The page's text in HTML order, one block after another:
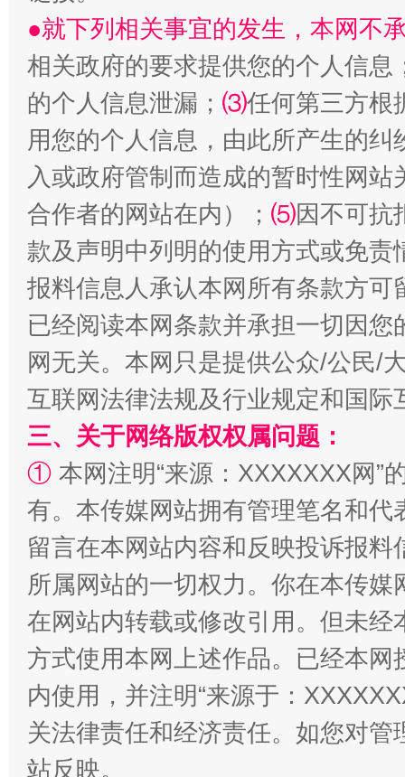
受贿1.44亿！段成刚被判无期 从幼
全民健身五年计划来了！等你上场
●就下列相关事宜的发生，本网不
相关政府的要求提供您的个人信息
的个人信息泄漏； ⑶任何第三方根
用您的个人信息，由此所产生的纠
入或政府管制而造成的暂时性网
合作者的网站在内）； ⑸因不可抗
款及声明中列明的使用方式或免责
报料信息人承认本网所有条款方
已经阅读本网条款并承担一切因
网无关。本网只是提供公众/公民/
互联网法律法规及行业规定和国
三、关于网络版权权属问题：
① 本网注明“来源：XXXXXXX网”
有。本传媒网站拥有管理笔名和
留言在本网站内容和反映投诉报
所属网站的一切权力。你在本传
在网站内转载或修改引用。但未
方式使用本网上述作品。已经本
内使用，并注明“来源于：
关法律责任和经济责任。如您对
站反映。